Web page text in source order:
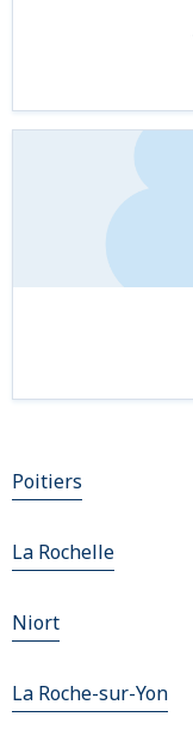
Poitiers
La Rochelle
Niort
La Roche-sur-Yon